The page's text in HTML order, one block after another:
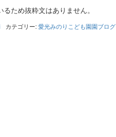
ため抜粋文はありません。
カテゴリー:愛光みのりこども園園ブログ